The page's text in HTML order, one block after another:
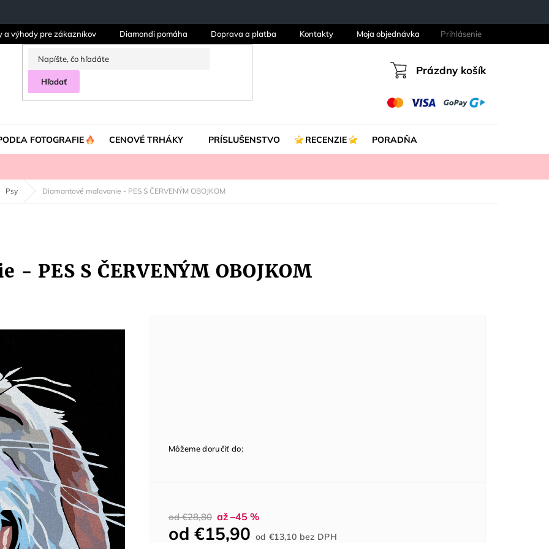
a výhody pre zákazníkov Diamondi pomáha Doprava a platba Kontakty Moja objednávka Prihlásenie
Hľadať
Nákupný
Prázdny košík
FOTOGRAFIE CENOVÉ TRHÁKY PRÍSLUŠENSTVO RECENZIE PORADŇA
Psy Diamantové maľovanie - PES S ČERVENÝM OBOJKOM
PES S ČERVENÝM OBOJKOM
od €28,80 až –45 %
od €15,90 od€13,10 bez DPHcena:
Môžeme doručiť do: